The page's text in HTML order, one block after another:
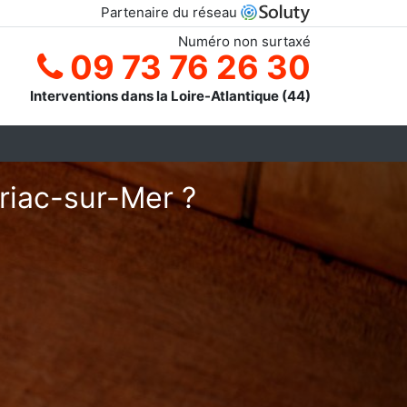
Partenaire du réseau
Numéro non surtaxé
09 73 76 26 30
Interventions dans la Loire-Atlantique (44)
sur-Mer ?